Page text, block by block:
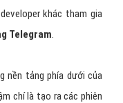
khác tham gia
Telegram.
nền tảng phía dưới của
chí là tạo ra các phiên